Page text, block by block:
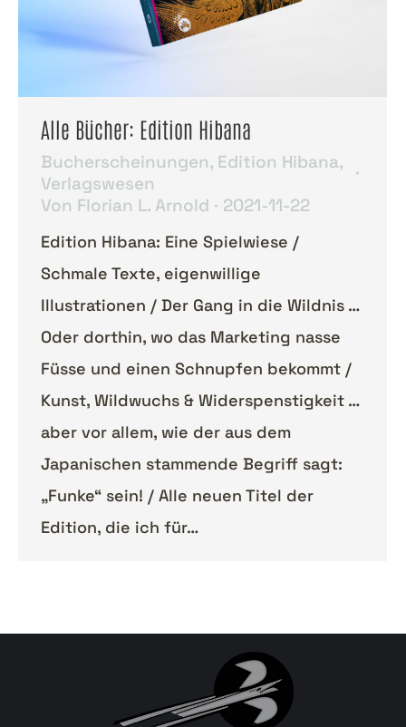
Alle Bücher: Edition Hibana
Bucherscheinungen, Edition Hibana,
Verlagswesen
Von Florian L. Arnold 2021-11-22
Edition Hibana: Eine Spielwiese /
Schmale Texte, eigenwillige
Illustrationen / Der Gang in die Wildnis …
Oder dorthin, wo das Marketing nasse
Füsse und einen Schnupfen bekommt /
Kunst, Wildwuchs & Widerspenstigkeit …
aber vor allem, wie der aus dem
Japanischen stammende Begriff sagt:
„Funke“ sein! / Alle neuen Titel der
Edition, die ich für…